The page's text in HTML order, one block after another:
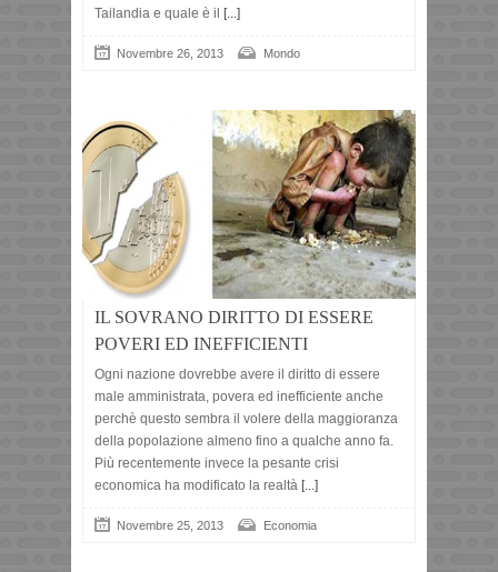
Tailandia e quale è il [...]
Novembre 26, 2013 Mondo
IL SOVRANO DIRITTO DI ESSERE
POVERI ED INEFFICIENTI
Ogni nazione dovrebbe avere il diritto di essere
male amministrata, povera ed inefficiente anche
perchè questo sembra il volere della maggioranza
della popolazione almeno fino a qualche anno fa.
Più recentemente invece la pesante crisi
economica ha modificato la realtà [...]
Novembre 25, 2013 Economia